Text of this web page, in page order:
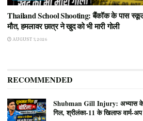
Thailand School Shooting: बैंकॉक के पास स्कूल
मौत, हमलावर छात्र ने खुद को भी मारी गोली
AUGUST 7, 2026
RECOMMENDED
Shubman Gill Injury: अभ्यास के
गिल, श्रीलंका-11 के खिलाफ वार्म-